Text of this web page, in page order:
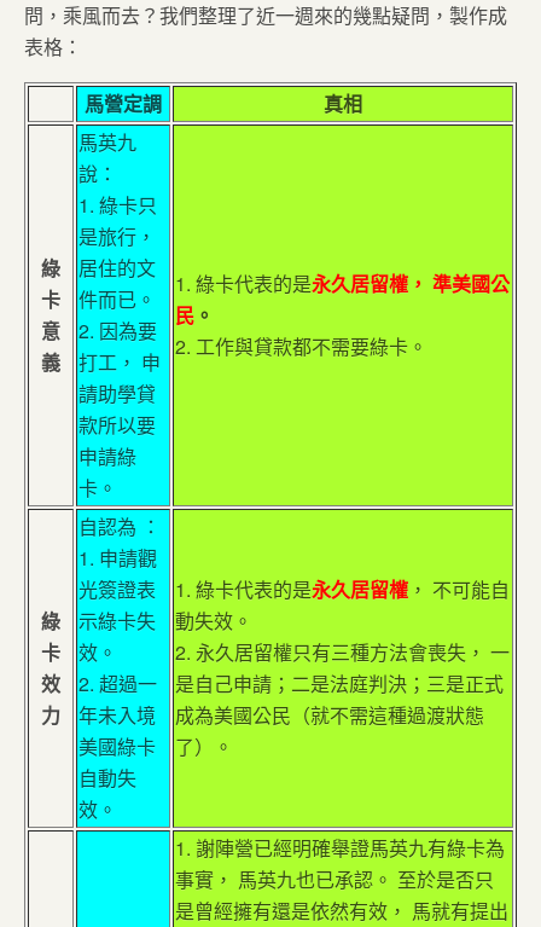
問，乘風而去？我們整理了近一週來的幾點疑問，製作成
表格：
馬營定調 真相
綠
卡
意
義
馬英九
說：
1. 綠卡只
是旅行，
居住的文
件而已。
2. 因為要
打工， 申
請助學貸
款所以要
申請綠
卡。
1. 綠卡代表的是永久居留權， 準美國公
民 。
2. 工作與貸款都不需要綠卡。
綠
卡
效
力
自認為 ：
1. 申請觀
光簽證表
示綠卡失
效。
2. 超過一
年未入境
美國綠卡
自動失
效。
1. 綠卡代表的是永久居留權 ， 不可能自
動失效。
2. 永久居留權只有三種方法會喪失， 一
是自己申請；二是法庭判決；三是正式
成為美國公民（就不需這種過渡狀態
了）。
1. 謝陣營已經明確舉證馬英九有綠卡為
事實， 馬英九也已承認。 至於是否只
是曾經擁有還是依然有效， 馬就有提出